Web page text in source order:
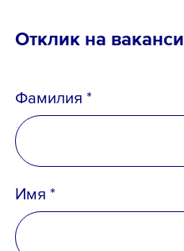
Отклик на
Фамилия *
Имя *